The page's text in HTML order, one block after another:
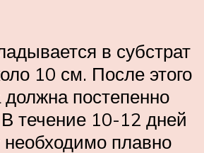
в субстрат
10 см. После этого
должна постепенно
течение 10-12 дней
необходимо плавно